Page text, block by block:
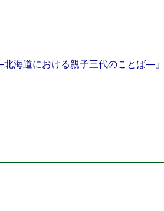
海道における親子三代のことば―』